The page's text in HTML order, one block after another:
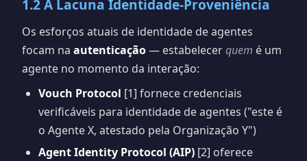
1.2 A Lacuna Identidade-Proveniência
Os esforços atuais de identidade de agentes
focam na autenticação— estabelecerquem é um
agente no momento da interação:
Vouch Protocol [1] fornece credenciais
verificáveis para identidade de agentes ("este é
o Agente X, atestado pela Organização Y")
Agent Identity Protocol (AIP) [2] oferece